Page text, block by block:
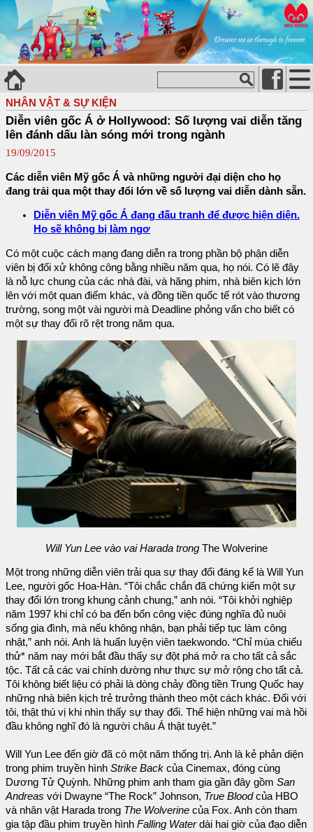
NHÂN VẬT & SỰ KIỆN
Diễn viên gốc Á ở Hollywood: Số lượng vai diễn tăng
lên đánh dấu làn sóng mới trong ngành
19/09/2015
Các diễn viên Mỹ gốc Á và những người đại diện cho họ
đang trải qua một thay đổi lớn về số lượng vai diễn dành sẵn.
Diễn viên Mỹ gốc Á đang đấu tranh để được hiện diện.
Họ sẽ không bị làm ngơ
Có một cuộc cách mạng đang diễn ra trong phần bộ phận diễn
viên bị đối xử không công bằng nhiều năm qua, họ nói. Có lẽ đây
là nỗ lực chung của các nhà đài, và hãng phim, nhà biên kịch lớn
lên với một quan điểm khác, và đồng tiền quốc tế rót vào thương
trường, song một vài người mà Deadline phỏng vấn cho biết có
một sự thay đổi rõ rệt trong năm qua.
Will Yun Lee vào vai Harada trong The Wolverine
Một trong những diễn viên trải qua sự thay đổi đáng kể là Will Yun
Lee, người gốc Hoa-Hàn. “Tôi chắc chắn đã chứng kiến một sự
thay đổi lớn trong khung cảnh chung,” anh nói. “Tôi khởi nghiệp
năm 1997 khi chỉ có ba đến bốn công việc đúng nghĩa đủ nuôi
sống gia đình, mà nếu không nhận, bạn phải tiếp tục làm công
nhật,” anh nói. Anh là huấn luyện viên taekwondo. “Chỉ mùa chiếu
thử* năm nay mới bắt đầu thấy sự đột phá mở ra cho tất cả sắc
tộc. Tất cả các vai chính dường như thực sự mở rộng cho tất cả.
Tôi không biết liệu có phải là dòng chảy đồng tiền Trung Quốc hay
những nhà biên kịch trẻ trưởng thành theo một cách khác. Đối với
tôi, thật thú vị khi nhìn thấy sự thay đổi. Thể hiện những vai mà hồi
đầu không nghĩ đó là người châu Á thật tuyệt.”
Will Yun Lee đến giờ đã có một năm thống trị. Anh là kẻ phản diện
trong phim truyền hình Strike Back của Cinemax, đóng cùng
Dương Tử Quỳnh. Những phim anh tham gia gần đây gồm San
Andreas với Dwayne “The Rock” Johnson, True Bloodcủa HBO
và nhân vật Harada trong The Wolverine của Fox. Anh còn tham
gia tập đầu phim truyền hình Falling Waterdài hai giờ của đạo diễn